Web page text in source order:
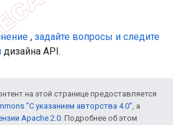
, задайте вопросы и следите
дизайна API.
на этой странице предоставляется
"С указанием авторства 4.0", а
Apache 2.0. Подробнее об этом